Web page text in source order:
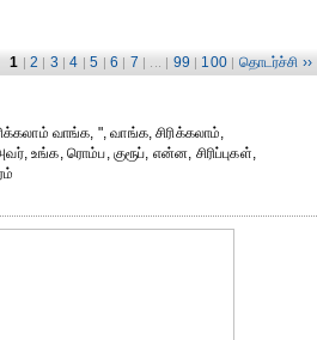
1 | 2 | 3 | 4 | 5 | 6 | 7 | ... | 99 | 100 | தொடர்ச்சி ››
வாங்க, ", வாங்க, சிரிக்கலாம்,
உங்க, ரொம்ப, குரூப், என்ன, சிரிப்புகள்,